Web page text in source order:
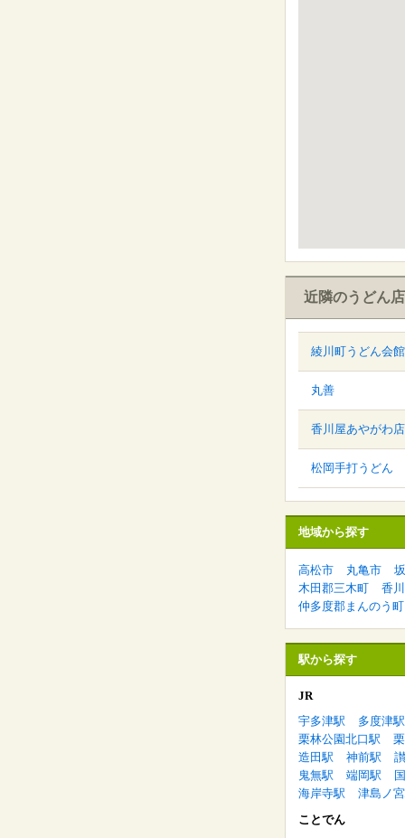
近隣のうどん店
綾川町うどん会館
丸善
香川屋あやがわ店
松岡手打うどん
地域から探す
高松市 丸亀市
木田郡三木町
香
仲多度郡まんのう町
駅から探す
JR
宇多津駅
多度津駅
栗林公園北口駅
造田駅
神前駅
鬼無駅
端岡駅
海岸寺駅
津島ノ
ことでん